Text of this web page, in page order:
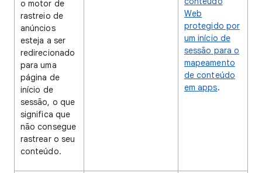
o motor de
rastreio de
anúncios
esteja a ser
redirecionado
para uma
página de
início de
sessão, o que
significa que
não consegue
rastrear o seu
conteúdo.
Web
protegido por
um início de
sessão para o
mapeamento
de conteúdo
em apps.